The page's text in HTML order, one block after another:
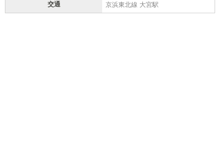
交通 京浜東北線 大宮駅